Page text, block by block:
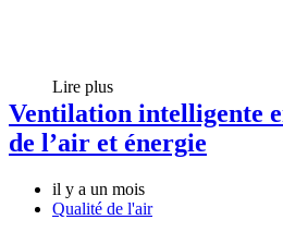
Lire plus
Ventilation intelligente
de l’air et énergie
il y a un mois
Qualité de l'air